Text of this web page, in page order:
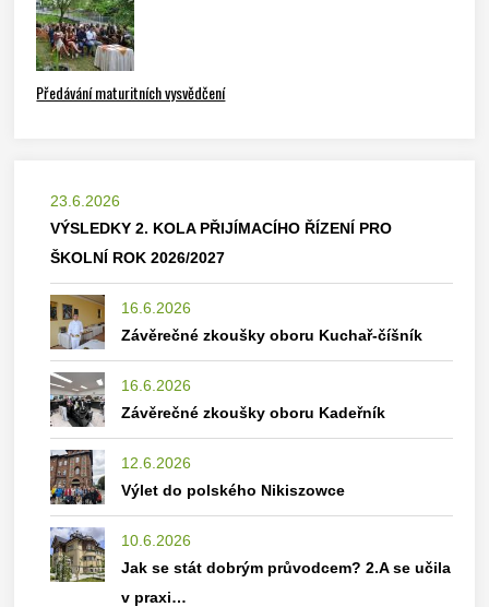
Předávání maturitních vysvědčení
23.6.2026
VÝSLEDKY 2. KOLA PŘIJÍMACÍHO ŘÍZENÍ PRO
ŠKOLNÍ ROK 2026/2027
16.6.2026
Závěrečné zkoušky oboru Kuchař-číšník
16.6.2026
Závěrečné zkoušky oboru Kadeřník
12.6.2026
Výlet do polského Nikiszowce
10.6.2026
Jak se stát dobrým průvodcem? 2.A se učila
v praxi…